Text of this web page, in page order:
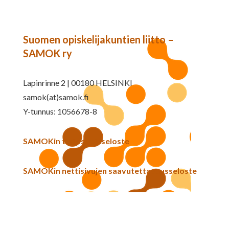
Suomen opiskelijakuntien liitto –
SAMOK ry
Lapinrinne 2 | 00180 HELSINKI
samok(at)samok.fi
Y-tunnus: 1056678-8
SAMOKin tietosuojaseloste
SAMOKin nettisivujen saavutettavuusseloste